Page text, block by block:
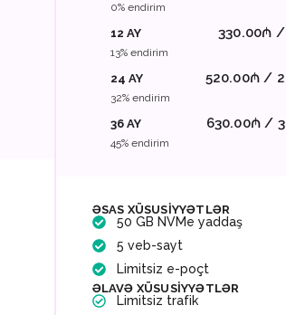
0% endirim
12 AY 330.00₼ /
13% endirim
24 AY 520.00₼ / 2
32% endirim
36 AY 630.00₼ /
45% endirim
ƏSAS XÜSUSIYYƏTLƏR
50 GB NVMe yaddaş
5 veb-sayt
Limitsiz e-poçt
ƏLAVƏ XÜSUSIYYƏTLƏR
Limitsiz trafik